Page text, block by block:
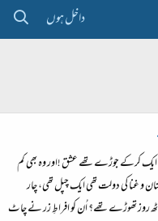
داخل ہوں
کرکے جوڑے تھے عشق !اور وہ بھی کم
غنا کی دولت تھی ایک چپل تھی، چار
روز تھوڑے تھے؟ اُن کو افراطِ زر نے چاٹ